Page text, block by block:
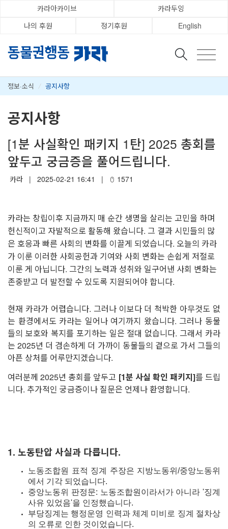
카라아카이브
카라두잉
나의 후원
정기후원 English
정보·소식 / 공지사항
공지사항
[1분 사실확인 패키지 1탄] 2025 총회를
앞두고 궁금증을 풀어드립니다.
카라 | 2025-02-21 16:41 | 1571
카라는 창립이후 지금까지 매 순간 생명을 살리는 고민을 하며
헌신적이고 자발적으로 활동해 왔습니다. 그 결과 시민들의 많
은 호응과 빠른 사회의 변화를 이끌게 되었습니다. 오늘의 카라
가 이룬 이러한 사회공헌과 기여와 사회 변화는 손쉽게 저절로
이룬 게 아닙니다. 그간의 노력과 성취와 일구어낸 사회 변화는
존중받고 더 발전할 수 있도록 지원되어야 합니다.
현재 카라가 어렵습니다. 그러나 이보다 더 척박한 아무것도 없
는 환경에서도 카라는 일어나 여기까지 왔습니다. 그러나 동물
들의 보호와 복지를 포기하는 일은 절대 없습니다. 그래서 카라
는 2025년 더 겸손하게 더 가까이 동물들의 곁으로 가서 그들의
아픈 상처를 어루만지겠습니다.
여러분께 2025년 총회를 앞두고 [1분 사실 확인 패키지]를 드립
니다. 추가적인 궁금증이나 질문은 언제나 환영합니다.
1. 노동탄압 사실과 다릅니다.
노동조합원 표적 징계 주장은 지방노동위/중앙노동위
에서 기각 되었습니다.
중앙노동위 판정문: 노동조합원이라서가 아니라 '징계
사유 있었음'을 인정했습니다.
부당징계는 행정운영 인력과 체계 미비로 징계 절차상
의 오류로 인한 것이었습니다.